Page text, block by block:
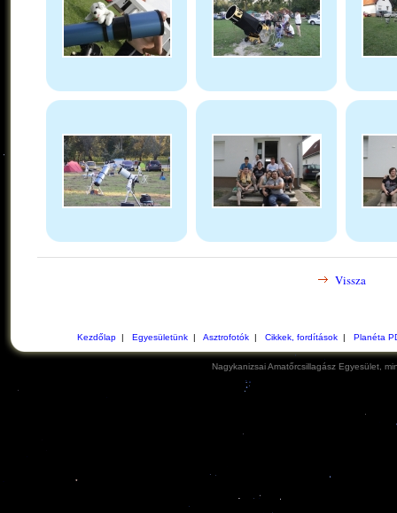
Vissza
Kezdőlap| Egyesületünk| Asztrofotók| Cikkek, fordítások| Planéta
Nagykanizsai Amatőrcsillagász Egyesület,